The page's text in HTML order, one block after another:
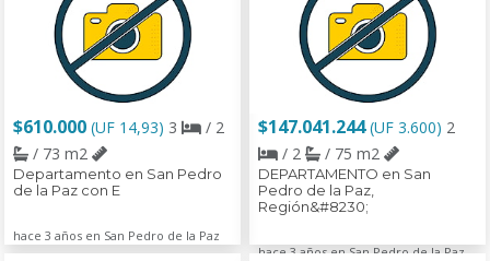
$610.000 (UF 14,93) 3
/ 2
/ 73 m2
Departamento en San Pedro
de la Paz con E
hace 3 años en San Pedro de la Paz
$147.041.244(UF 3.600) 2
/ 2
/ 75 m2
DEPARTAMENTO en San
Pedro de la Paz,
Región&#8230;
hace 3 años en San Pedro de la Paz